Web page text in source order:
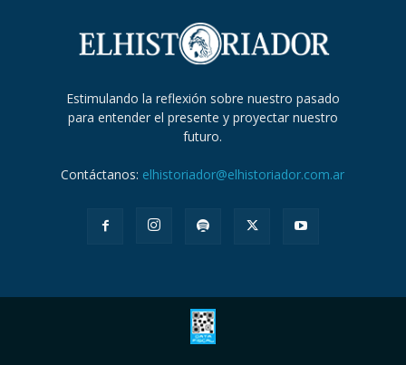
Estimulando la reflexión sobre nuestro pasado
para entender el presente y proyectar nuestro
futuro.
Contáctanos: elhistoriador@elhistoriador.com.ar